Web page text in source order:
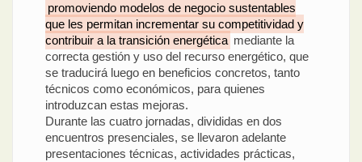
promoviendo modelos de negocio sustentables
que les permitan incrementar su competitividad y
contribuir a la transición energética mediante la
correcta gestión y uso del recurso energético, que
se traducirá luego en beneficios concretos, tanto
técnicos como económicos, para quienes
introduzcan estas mejoras.
Durante las cuatro jornadas, divididas en dos
encuentros presenciales, se llevaron adelante
presentaciones técnicas, actividades prácticas,